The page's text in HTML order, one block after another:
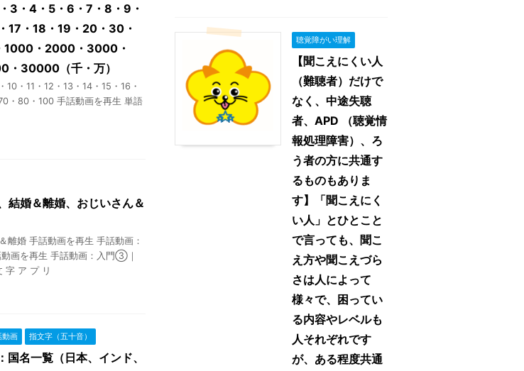
3・4・5・6・7・8・9・
17・18・19・20・30・
・2000・3000・
30000（千・万）
・11・12・13・14・15・16・
・80・100 手話動画を再生 単語
結婚＆離婚、おじいさん＆
婚 手話動画を再生 手話動画：
画を再生 手話動画：入門③｜
ア プ リ
動画 指文字（五十音）
名一覧（日本、インド、
聴覚障がい理解
【聞こえにくい人
（難聴者）だけで
なく、中途失聴
者、APD （聴覚情
報処理障害）、ろ
う者の方に共通す
るものもありま
す】「聞こえにく
い人」とひとこと
で言っても、聞こ
え方や聞こえづら
さは人によって
様々で、困ってい
る内容やレベルも
人それぞれです
が、ある程度共通